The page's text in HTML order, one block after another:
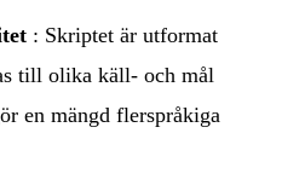
: Skriptet är utformat
till olika käll- och mål
en mängd flerspråkiga